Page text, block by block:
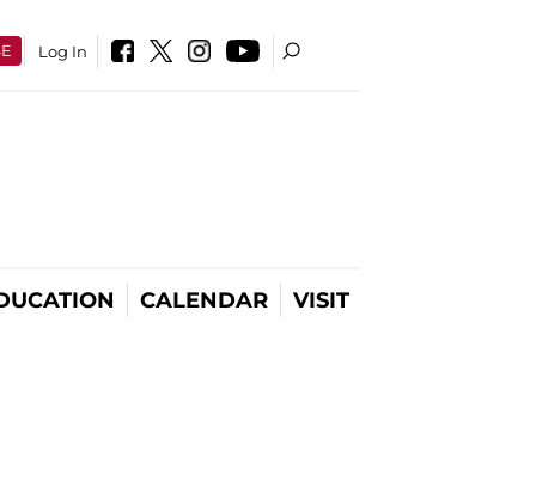
Log In
CALENDAR VISIT